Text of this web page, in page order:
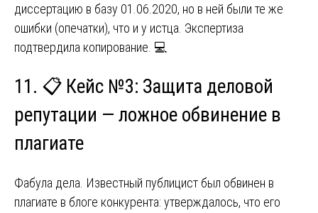
диссертацию в базу 01.06.2020, но в ней были те же
ошибки (опечатки), что и у истца. Экспертиза
подтвердила копирование. 💻
11. 📋 Кейс №3: Защита деловой
репутации — ложное обвинение в
плагиате
Фабула дела. Известный публицист был обвинен в
плагиате в блоге конкурента: утверждалось, что его